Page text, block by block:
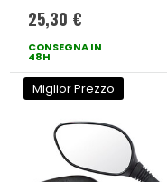
25,30 €
CONSEGNA IN
48H
Miglior Prezzo